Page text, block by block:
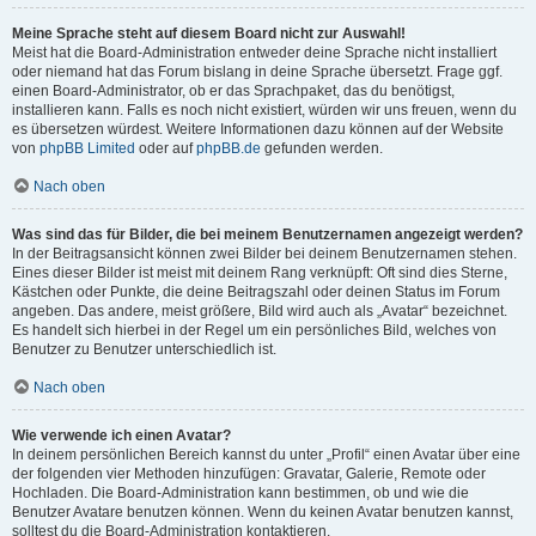
Meine Sprache steht auf diesem Board nicht zur Auswahl!
Meist hat die Board-Administration entweder deine Sprache nicht installiert
oder niemand hat das Forum bislang in deine Sprache übersetzt. Frage ggf.
einen Board-Administrator, ob er das Sprachpaket, das du benötigst,
installieren kann. Falls es noch nicht existiert, würden wir uns freuen, wenn du
es übersetzen würdest. Weitere Informationen dazu können auf der Website
von phpBB Limited oder aufphpBB.de gefunden werden.
Nach oben
Was sind das für Bilder, die bei meinem Benutzernamen angezeigt werden?
In der Beitragsansicht können zwei Bilder bei deinem Benutzernamen stehen.
Eines dieser Bilder ist meist mit deinem Rang verknüpft: Oft sind dies Sterne,
Kästchen oder Punkte, die deine Beitragszahl oder deinen Status im Forum
angeben. Das andere, meist größere, Bild wird auch als „Avatar“ bezeichnet.
Es handelt sich hierbei in der Regel um ein persönliches Bild, welches von
Benutzer zu Benutzer unterschiedlich ist.
Nach oben
Wie verwende ich einen Avatar?
In deinem persönlichen Bereich kannst du unter „Profil“ einen Avatar über eine
der folgenden vier Methoden hinzufügen: Gravatar, Galerie, Remote oder
Hochladen. Die Board-Administration kann bestimmen, ob und wie die
Benutzer Avatare benutzen können. Wenn du keinen Avatar benutzen kannst,
solltest du die Board-Administration kontaktieren.